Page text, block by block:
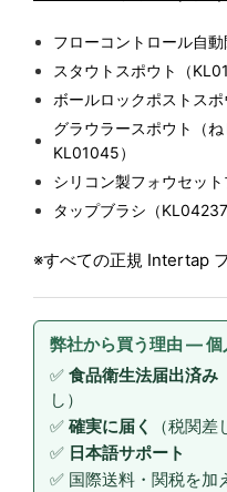
フローコントロール自
スタウトスポウト（
ボールロックポストスポ
グラウラースポウト（
KL01045）
シリコン製フォウセッ
タップブラシ（KL04237
※すべての正規 Intertap
弊社から買う理由 —
✅ 食品衛生法届出済み
し）
✅ 確実に届く
（税関差
✅ 日本語サポート
✅ 国際送料・関税を加